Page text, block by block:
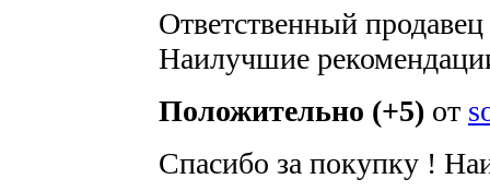
Ответственный
Наилучшие
Положительно (+5) от
Спасибо за покупку !